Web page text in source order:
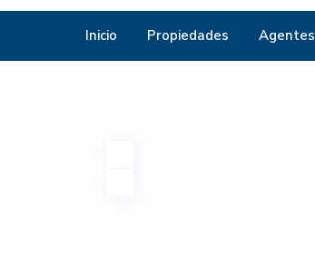
Inicio Propiedades Agentes